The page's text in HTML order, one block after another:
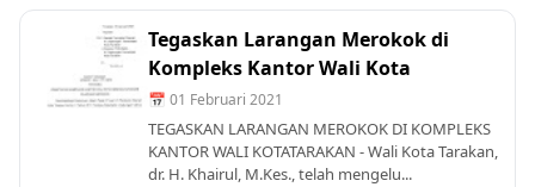
Tegaskan Larangan Merokok di
Kompleks Kantor Wali Kota
📅 01 Februari 2021
TEGASKAN LARANGAN MEROKOK DI KOMPLEKS
KANTOR WALI KOTATARAKAN - Wali Kota Tarakan,
dr. H. Khairul, M.Kes., telah mengelu...